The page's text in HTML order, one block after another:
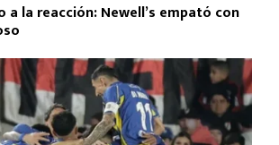
la reacción: Newell’s empató con